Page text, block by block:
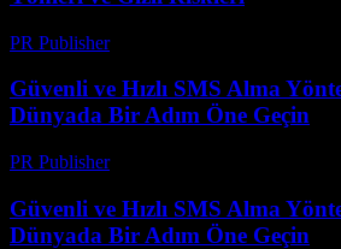
PR Publisher-
Güvenli ve Hızlı SMS Alma
Dünyada Bir Adım Öne Geçin
PR Publisher-
Güvenli ve Hızlı SMS Alma
Dünyada Bir Adım Öne Geçin